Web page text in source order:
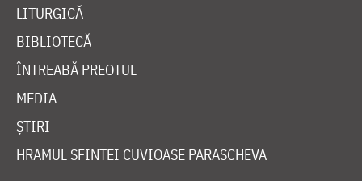
LITURGICĂ
BIBLIOTECĂ
ÎNTREABĂ PREOTUL
MEDIA
ȘTIRI
HRAMUL SFINTEI CUVIOASE PARASCHEVA